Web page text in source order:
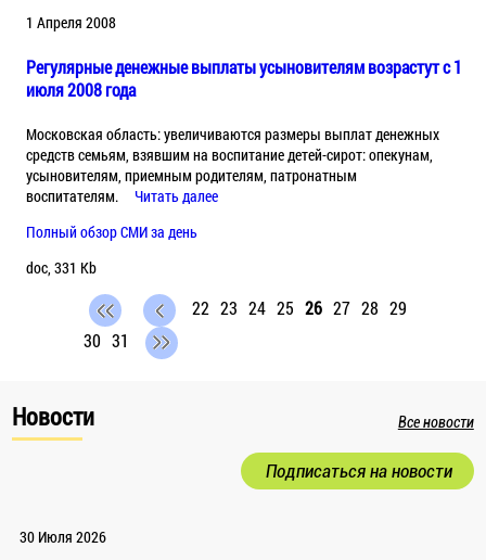
1 Апреля 2008
Регулярные денежные выплаты усыновителям возрастут с 1
июля 2008 года
Московская область: увеличиваются размеры выплат денежных
средств семьям, взявшим на воспитание детей-сирот: опекунам,
усыновителям, приемным родителям, патронатным
воспитателям.
Читать далее
Полный обзор СМИ за день
doc, 331 Kb
22 23 24 25 26 27 28 29
30 31
Новости Все новости
Подписаться на новости
30 Июля 2026